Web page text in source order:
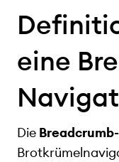
eine
Die